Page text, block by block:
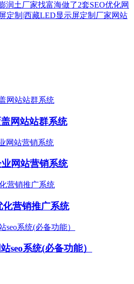
润土厂家找富海做了2套SEO优化网
定制|西藏LED显示屏定制厂家网站
网站站群系统
网站营销系统
营销推广系统
seo系统(必备功能）